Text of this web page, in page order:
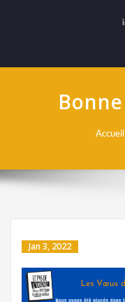
Accueil
Jan 3, 2022